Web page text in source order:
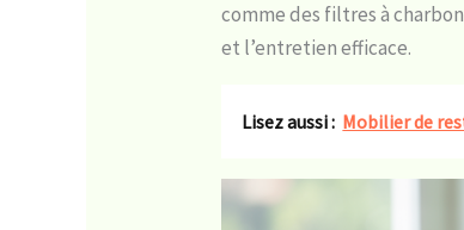
comme des filtres à
et l’entretien efficace.
Lisez aussi : Mobilier de